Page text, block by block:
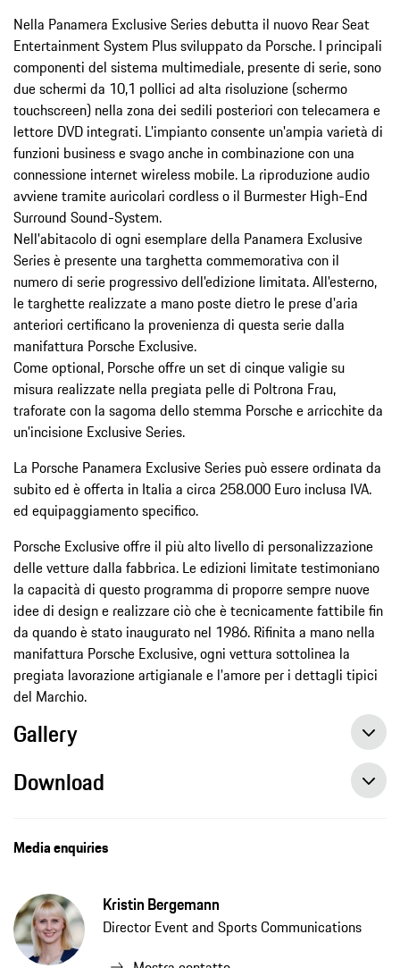
Nella Panamera Exclusive Series debutta il nuovo Rear Seat
Entertainment System Plus sviluppato da Porsche. I principali
componenti del sistema multimediale, presente di serie, sono
due schermi da 10,1 pollici ad alta risoluzione (schermo
touchscreen) nella zona dei sedili posteriori con telecamera e
lettore DVD integrati. L'impianto consente un'ampia varietà di
funzioni business e svago anche in combinazione con una
connessione internet wireless mobile. La riproduzione audio
avviene tramite auricolari cordless o il Burmester High-End
Surround Sound-System.
Nell'abitacolo di ogni esemplare della Panamera Exclusive
Series è presente una targhetta commemorativa con il
numero di serie progressivo dell'edizione limitata. All'esterno,
le targhette realizzate a mano poste dietro le prese d'aria
anteriori certificano la provenienza di questa serie dalla
manifattura Porsche Exclusive.
Come optional, Porsche offre un set di cinque valigie su
misura realizzate nella pregiata pelle di Poltrona Frau,
traforate con la sagoma dello stemma Porsche e arricchite da
un'incisione Exclusive Series.
La Porsche Panamera Exclusive Series può essere ordinata da
subito ed è offerta in Italia a circa 258.000 Euro inclusa IVA.
ed equipaggiamento specifico.
Porsche Exclusive offre il più alto livello di personalizzazione
delle vetture dalla fabbrica. Le edizioni limitate testimoniano
la capacità di questo programma di proporre sempre nuove
idee di design e realizzare ciò che è tecnicamente fattibile fin
da quando è stato inaugurato nel 1986. Rifinita a mano nella
manifattura Porsche Exclusive, ogni vettura sottolinea la
pregiata lavorazione artigianale e l'amore per i dettagli tipici
del Marchio.
Gallery
Download
Media enquiries
Kristin Bergemann
Director Event and Sports Communications